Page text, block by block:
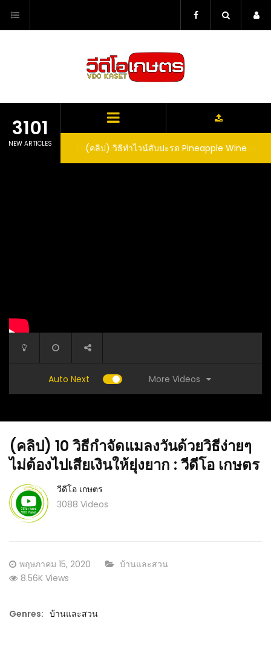
content
3101
NEW ARTICLES
ปในถัง จะได้ผล
expect that
(คลิป) วิธีทำไวน์สับปะรด Pineapple Wine
Auto Next More Videos
(คลิป) 10 วิธีกำจัดแมลงวันด้วยวิธีง่ายๆ
ไม่ต้องไปเสียเงินให้ยุ่งยาก : วีดีโอ เกษตร
วีดีโอ เกษตร
3088 Videos
Posted
on
พฤษภาคม 15, 2020 CATEGORY:
บ้านและสวน
8.56K Views
Genres: บ้านและสวน